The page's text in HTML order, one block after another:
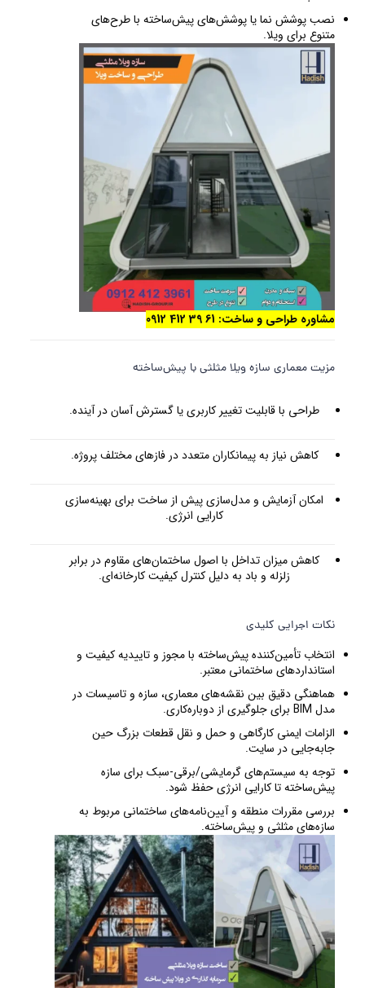
نصب پوشش نما یا پوشش‌های پیش‌ساخته با طرح‌های
متنوع برای ویلا.
مشاوره طراحی و ساخت: 61 39 412 0912
مزیت معماری سازه ویلا مثلثی با پیش‌ساخته
طراحی با قابلیت تغییر کاربری یا گسترش آسان در آینده.
کاهش نیاز به پیمانکاران متعدد در فازهای مختلف پروژه.
امکان آزمایش و مدل‌سازی پیش از ساخت برای بهینه‌سازی
کارایی انرژی.
کاهش میزان تداخل با اصول ساختمان‌های مقاوم در برابر
زلزله و باد به دلیل کنترل کیفیت کارخانه‌ای.
نکات اجرایی کلیدی
انتخاب تأمین‌کننده پیش‌ساخته با مجوز و تاییدیه کیفیت و
استانداردهای ساختمانی معتبر.
هماهنگی دقیق بین نقشه‌های معماری، سازه و تاسیسات در
مدل BIM برای جلوگیری از دوباره‌کاری.
الزامات ایمنی کارگاهی و حمل و نقل قطعات بزرگ حین
جابه‌جایی در سایت.
توجه به سیستم‌های گرمایشی/برقی-سبک برای سازه
پیش‌ساخته تا کارایی انرژی حفظ شود.
بررسی مقررات منطقه و آیین‌نامه‌های ساختمانی مربوط به
سازه‌های مثلثی و پیش‌ساخته.